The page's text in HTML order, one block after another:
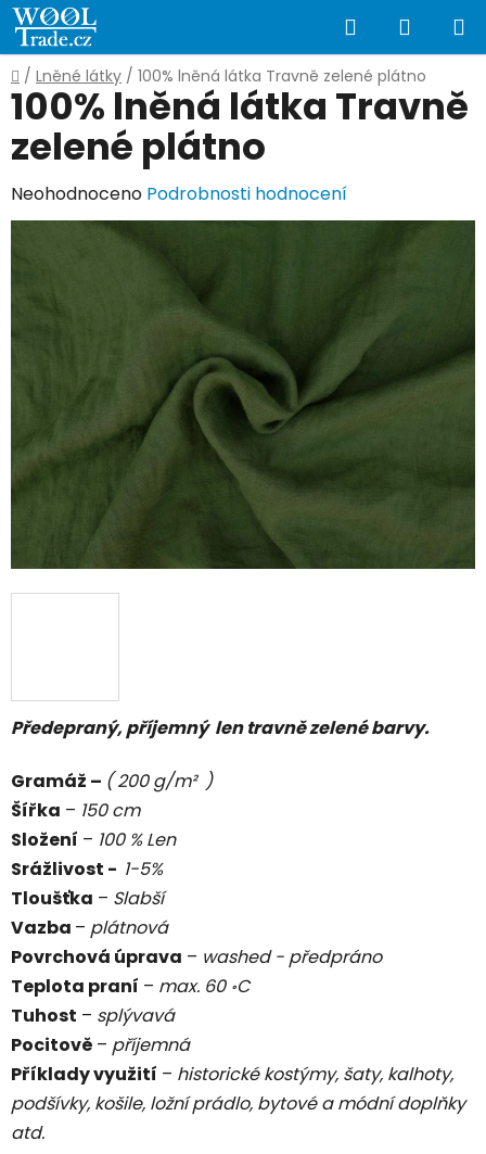
Přejít
na
obsah
Hledat
KOŠÍK
Domů
/ Lněné látky / 100% lněná látka Travně zelené plátno
Předepraný, příjemný len travně zelené barvy.
Gramáž – ( 200 g/m² )
Šířka – 150 cm
Složení – 100 % Len
Srážlivost - 1-5%
Tloušťka – Slabší
Vazba – plátnová
Povrchová úprava – washed - předpráno
Teplota praní – max. 60 ॰C
Tuhost – splývavá
Pocitově – příjemná
Příklady využití – historické kostýmy, šaty, kalhoty,
podšívky, košile, ložní prádlo, bytové a módní doplňky
atd.
100% lněná látka Travně
zelené plátno
Průměrné
hodnocení
0,0
z
hvězdiček.
Neohodnoceno Podrobnosti hodnocení